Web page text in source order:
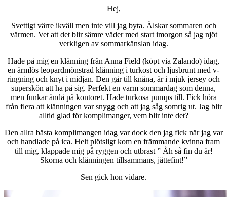
Hej,
Svettigt värre ikväll men inte vill jag byta. Älskar sommaren och
värmen. Vet att det blir sämre väder med start imorgon så jag njöt
verkligen av sommarkänslan idag.
Hade på mig en klänning från Anna Field (köpt via Zalando) idag,
en ärmlös leopardmönstrad klänning i turkost och ljusbrunt med v-
ringning och knyt i midjan. Den går till knäna, är i mjuk jersey och
superskön att ha på sig. Perfekt en varm sommardag som denna,
men funkar ändå på kontoret. Hade turkosa pumps till. Fick höra
från flera att klänningen var snygg och att jag såg somrig ut. Jag blir
alltid glad för komplimanger, vem blir inte det?
Den allra bästa komplimangen idag var dock den jag fick när jag var
och handlade på ica. Helt plötsligt kom en främmande kvinna fram
till mig, klappade mig på ryggen och utbrast ” Åh så fin du är!
Skorna och klänningen tillsammans, jättefint!”
Sen gick hon vidare.